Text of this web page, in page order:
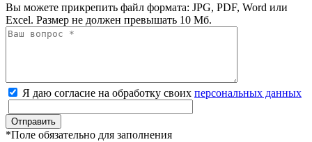
Вы можете прикрепить файл формата: JPG, PDF, Word или
Excel. Размер не должен превышать 10 Мб.
Я даю согласие на обработку своих персональных данных
*Поле обязательно для заполнения